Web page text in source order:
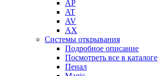
AP
AT
AV
AX
Системы открывания
Подробное описание
Посмотреть все в каталоге
Пенал